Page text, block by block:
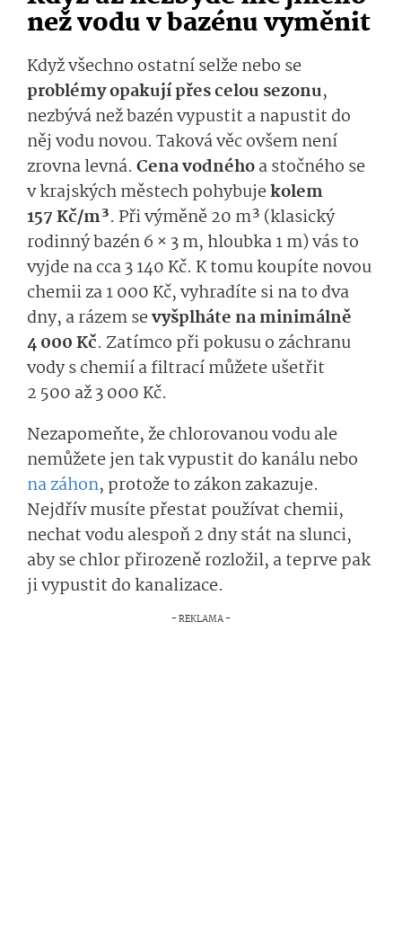
než vodu v bazénu vyměnit
Když všechno ostatní selže nebo se
problémy opakují přes celou sezonu,
nezbývá než bazén vypustit a napustit do
něj vodu novou. Taková věc ovšem není
zrovna levná. Cena vodnéhoa stočného se
v krajských městech pohybujekolem
157 Kč/m³. Při výměně 20 m³ (klasický
rodinný bazén 6 × 3 m, hloubka 1 m) vás to
vyjde na cca 3 140 Kč. K tomu koupíte novou
chemii za 1 000 Kč, vyhradíte si na to dva
dny, a rázem sevyšplháte na minimálně
4 000 Kč. Zatímco při pokusu o záchranu
vody s chemií a filtrací můžete ušetřit
2 500 až 3 000 Kč.
Nezapomeňte, že chlorovanou vodu ale
nemůžete jen tak vypustit do kanálu nebo
na záhon, protože to zákon zakazuje.
Nejdřív musíte přestat používat chemii,
nechat vodu alespoň 2 dny stát na slunci,
aby se chlor přirozeně rozložil, a teprve pak
ji vypustit do kanalizace.